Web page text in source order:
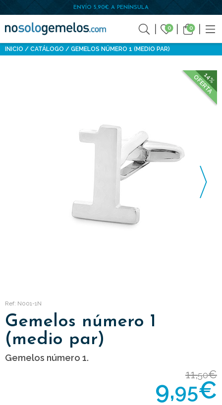
ENVÍO 5,90€ A PENÍNSULA
0 0
INICIO CATÁLOGO GEMELOS NÚMERO 1 (MEDIO PAR)
14%
OFERTA
Ref: N001-1N
Gemelos número 1
(medio par)
Gemelos número 1.
11,50€
9,95€